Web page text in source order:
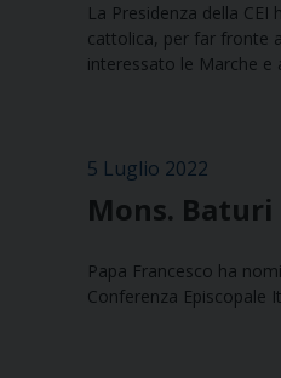
La Presidenza della
cattolica, per far fronte
interessato le Marche e
5 Luglio 2022
Mons. Baturi
Papa Francesco ha
Conferenza Episcopale